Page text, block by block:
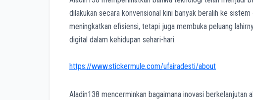
dilakukan secara konvensional kini banyak beralih ke
meningkatkan efisiensi, tetapi juga membuka peluang
digital dalam kehidupan sehari-hari.
https://www.stickermule.com/ufairadesti/about
Aladin138 mencerminkan bagaimana inovasi